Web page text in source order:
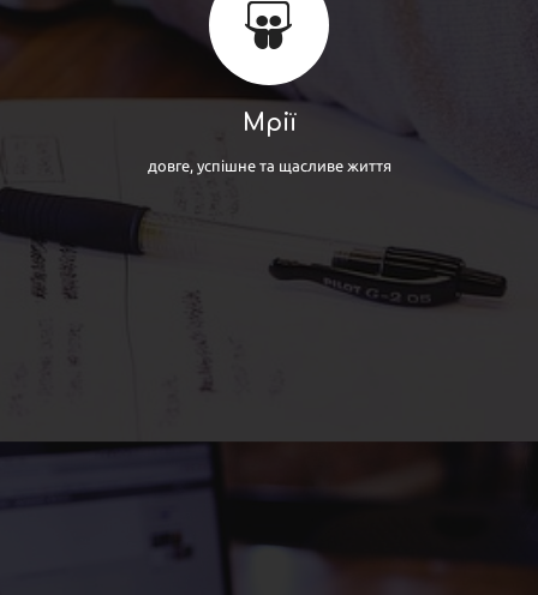
Мрії
довге, успішне та щасливе життя